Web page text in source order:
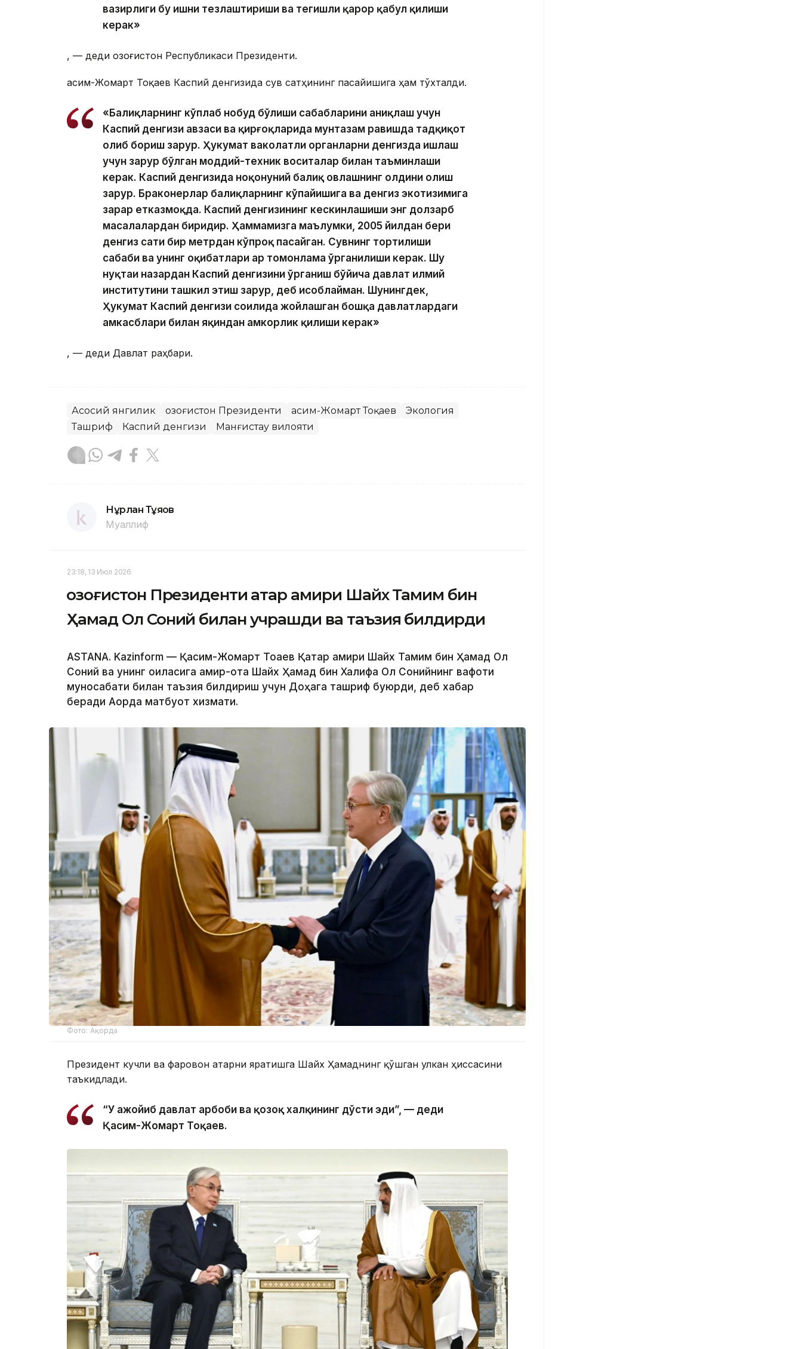
вазирлиги бу ишни тезлаштириши ва тегишли қарор қабул қилиши
керак»
, — деди Қозоғистон Республикаси Президенти.
Қасим-Жомарт Тоқаев Каспий денгизида сув сатҳининг пасайишига ҳам тўхталди.
«Балиқларнинг кўплаб нобуд бўлиши сабабларини аниқлаш учун
Каспий денгизи ҳавзаси ва қирғоқларида мунтазам равишда тадқиқот
олиб бориш зарур. Ҳукумат ваколатли органларни денгизда ишлаш
учун зарур бўлган моддий-техник воситалар билан таъминлаши
керак. Каспий денгизида ноқонуний балиқ овлашнинг олдини олиш
зарур. Браконерлар балиқларнинг кўпайишига ва денгиз экотизимига
зарар етказмоқда. Каспий денгизининг кескинлашиши энг долзарб
масалалардан биридир. Ҳаммамизга маълумки, 2005 йилдан бери
денгиз сатҳи бир метрдан кўпроқ пасайган. Сувнинг тортилиши
сабаби ва унинг оқибатлари ҳар томонлама ўрганилиши керак. Шу
нуқтаи назардан Каспий денгизини ўрганиш бўйича давлат илмий
институтини ташкил этиш зарур, деб ҳисоблайман. Шунингдек,
Ҳукумат Каспий денгизи соҳилида жойлашган бошқа давлатлардаги
ҳамкасблари билан яқиндан ҳамкорлик қилиши керак»
, — деди Давлат раҳбари.
Асосий янгилик Қозоғистон Президенти Қасим-Жомарт Тоқаев
Экология
Ташриф
Каспий денгизи Манғистау вилояти
Нұрлан Тұяқов
Муаллиф
23:18, 13 Июл 2026
Қозоғистон Президенти Қатар амири Шайх Тамим бин
Ҳамад Ол Соний билан учрашди ва таъзия билдирди
ASTANA. Kazinform — Қасим-Жомарт Тоқаев Қатар амири Шайх Тамим бин Ҳамад Ол
Соний ва унинг оиласига амир-ота Шайх Ҳамад бин Халифа Ол Сонийнинг вафоти
муносабати билан таъзия билдириш учун Доҳага ташриф буюрди, деб хабар
беради Ақорда матбуот хизмати.
Фото: Ақорда
Президент кучли ва фаровон Қатарни яратишга Шайх Ҳамаднинг қўшган улкан ҳиссасини
таъкидлади.
“У ажойиб давлат арбоби ва қозоқ халқининг дўсти эди”, — деди
Қасим-Жомарт Тоқаев.